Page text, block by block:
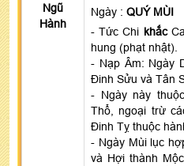
Ngũ
Hành
Ngày : QUÝ MÙI
- Tức Chi khắc
hung (phạt nhật).
- Nạp Âm: Ngày
Đinh Sửu và Tân
- Ngày này
Thổ, ngoại trừ
Đinh Tỵ thuộc
- Ngày Mùi lục
và Hợi thành